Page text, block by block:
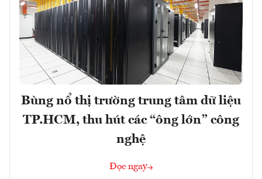
Bùng nổ thị trường trung tâm dữ liệu
TP.HCM, thu hút các “ông lớn” công
nghệ
Đọc ngay